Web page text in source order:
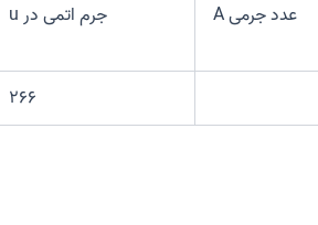
عدد جرمی A جرم اتمی در u
۲۶۶